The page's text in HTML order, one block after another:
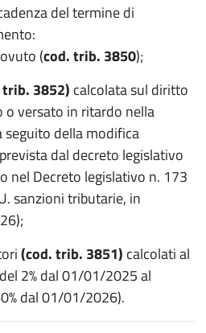
del termine di
(cod. trib. 3850);
3852) calcolata sul diritto
o versato in ritardo nella
seguito della modifica
dal decreto legislativo
nel Decreto legislativo n. 173
sanzioni tributarie, in
(cod. trib. 3851) calcolati al
2% dal 01/01/2025 al
dal 01/01/2026).